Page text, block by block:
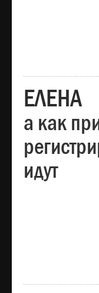
ЕЛЕНА
а как
идут